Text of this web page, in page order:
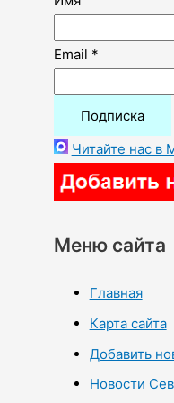
Email *
Читайте нас в
Меню сайта
Главная
Карта сайта
Добавить
Новости